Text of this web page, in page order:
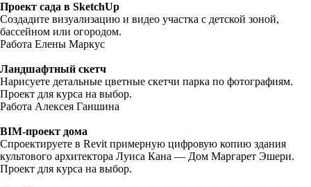
Проект сада в SketchUp
Создадите визуализацию и видео участка с детской зоной,
бассейном или огородом.
Работа Елены Маркус
Ландшафтный скетч
Нарисуете детальные цветные скетчи парка по фотографиям.
Проект для курса на выбор.
Работа Алексея Ганшина
BIM-проект дома
Cпроектируете в Revit примерную цифровую копию здания
культового архитектора Луиса Кана — Дом Маргарет Эшери.
Проект для курса на выбор.